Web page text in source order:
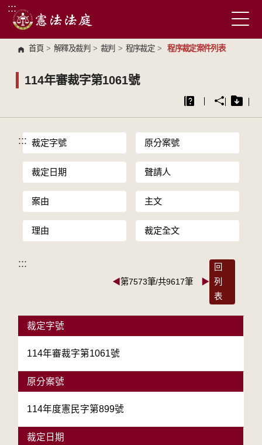
跳到主要內容區塊
:::
首頁 > 解釋及裁判 > 裁判 > 程序裁定 > 程序裁定案件列表
114年審裁字第1061號
::: 裁定字號 原分案號
裁定日期 聲請人
案由 主文
理由 裁定全文
:::
◀第7573筆/共9617筆 ▶
回
列
表
裁定字號
114年審裁字第1061號
原分案號
114年度憲民字第899號
裁定日期